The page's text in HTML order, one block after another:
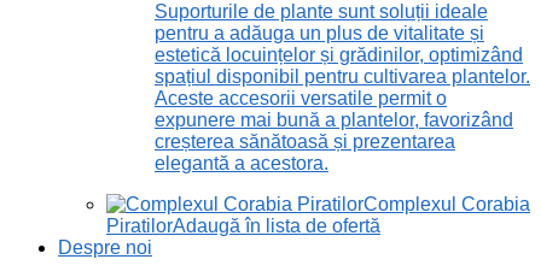
Suporturile de plante sunt soluții ideale
pentru a adăuga un plus de vitalitate și
estetică locuințelor și grădinilor, optimizând
spațiul disponibil pentru cultivarea plantelor.
Aceste accesorii versatile permit o
expunere mai bună a plantelor, favorizând
creșterea sănătoasă și prezentarea
elegantă a acestora.
Complexul Corabia
PiratilorAdaugă în lista de ofertă
Despre noi